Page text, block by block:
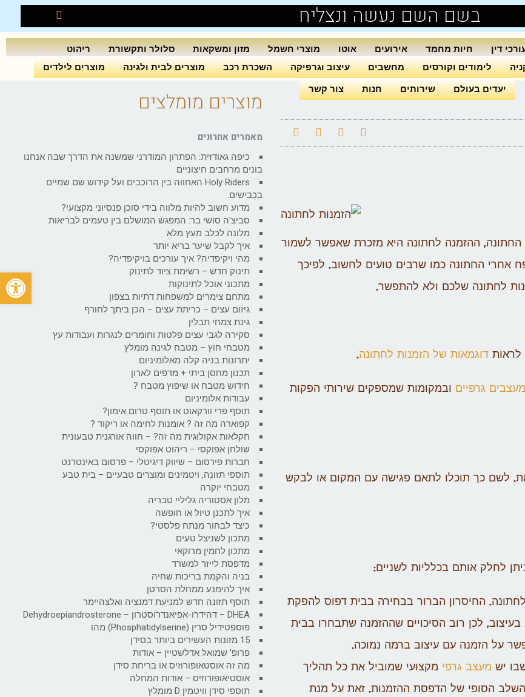
בשם השם נעשה ונצליח
דין חיות מחמד אירועים אוטו מוצרי חשמל מזון ומשקאות סלולר ותקשורת
ריהוט
לימודים וקורסים מחשבים עיצוב וגרפיקה השכרת רכב מוצרים לבית ולגינה מוצרים לילדים
יעדים בעולם שירותים חנות צור קשר
החתונה, ההזמנה לחתונה היא מזכרת שאפשר לשמור
אחרי החתונה כמו שרבים טועים לחשוב. לפיכך
לחתונה שלכם ולא להתפשר.
דוגמאות של הזמנות לחתונה.
מעצבים גרפיים ובמקומות שמספקים שירותי הפקות
לשם כך תוכלו לתאם פגישה עם המקום או לבקש
לחלק אותם בכלליות לשניים:
החיסרון הברור בבחירה בבית דפוס להפקת
לכן רוב הסיכויים שההזמנה שתבחרו בבית
על הזמנה עם עיצוב ברמה נמוכה.
יש מעצב גרפי מקצועי שמוביל את כל תהליך
הסופי של הדפסת ההזמנות. זאת על מנת
מוצרים מומלצים
מאמרים אחרונים
כיפה גאודזית: הפתרון המודרני שמשנה את הדרך שבה אנחנו
בונים מרחבים חיצוניים
Holy Riders האחווה בין הרוכבים ועל קידוש שם שמיים
בכבישים.
מדוע חשוב להיות מלווה בידי סוכן פנסיוני מקצועי?
סביצ'ה סושי בר: המפגש המושלם בין טעמים לבריאות
מלונה לכלב מעץ מלא
איך לקבל שיער בריא יותר
מהי ויקיפדיה? איך עורכים בויקיפדיה?
תינוק חדש – רשימת ציוד לתינוק
מתכוני אוכל לתינוקות
מתחם צימרים למשפחות דתיות בצפון
גיזום עצים – כריתת עצים – הכן ביתך לחורף
גינת צמחי תבלין
סקירה לגבי עצים פלטות וחומרים לנגרות ועבודות עץ
מטבחי חוץ – מטבח לגינה מומלץ
יתרונות בניה קלה מאלומיניום
תכנון מחסן ביתי + מדפים לארון
חידוש מטבח או שיפוץ מטבח ?
עבודות אלומיניום
תוסף פרי וורקאוט או תוסף טרום אימון?
קפוארה מה זה ? אומנות לחימה או ריקוד ?
חקלאות אקולוגית מה זה? – חווה אורגנית טבעונית
שולחן אפוקסי – ריהוט אפוקסי
חברות פירסום – שיווק דיגיטלי – פרסום באינטרנט
תוספי תזונה, ויטמינים ומוצרים טבעיים – בית טבע
מטבחי יוקרה
מלון אסטוריה גליליי טבריה
איך לתכנן טיול או חופשה
כיצד לבחור מנתח פלסטי?
מתכון לשניצל טעים
מתכון לחמין מרוקאי
מדפסת לייזר למשרד
בניה והקמת בריכות שחיה
איך להימנע ממחלת הסרטן
תוסף תזונה חדש למניעת דמנציה ואלצהיימר
DHEA – דהידרו-אפיאנדרוסטרון – Dehydroepiandrosterone
פוספטידיל סרין (Phosphatidylserine) מהו
15 מזונות העשירים ביותר בסידן
פרופ' שמואל אדלשטיין – אודות
מה זה אוסטאופורוזיס או בריחת סידן
אוסטיאופורוזיס – אודות המחלה
תוספי סידן וויטמין D מומלץ